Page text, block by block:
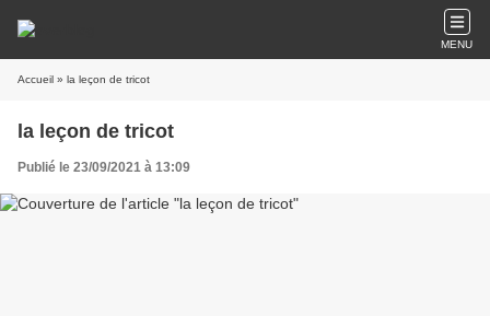
MENU
Accueil » la leçon de tricot
la leçon de tricot
Publié le 23/09/2021 à 13:09